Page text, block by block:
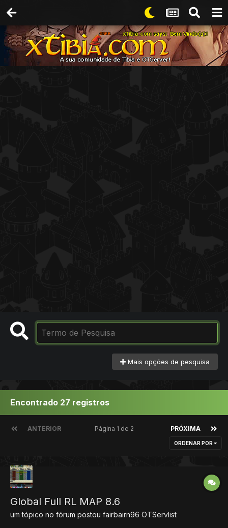
Mais opções de pesquisa
Encontrado 27 registros
ANTERIOR PRÓXIMA
Página 1 de 2
ORDENAR POR
Global Full RL MAP 8.6
um tópico no fórum postou fairbairn96 OTServlist